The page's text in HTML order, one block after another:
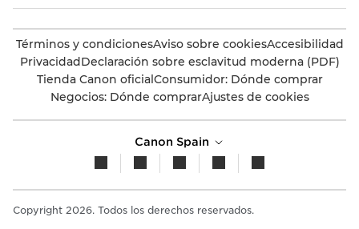
Términos y condicionesAviso sobre cookiesAccesibilidad
PrivacidadDeclaración sobre esclavitud moderna (PDF)
Tienda Canon oficialConsumidor: Dónde comprar
Negocios: Dónde comprarAjustes de cookies
Canon Spain
Copyright 2026. Todos los derechos reservados.